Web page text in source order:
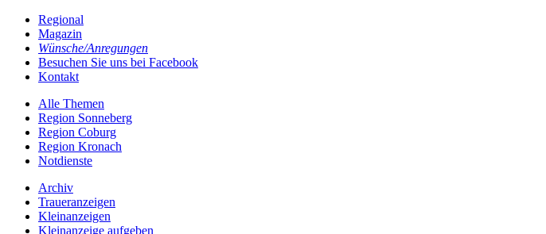
Regional
Magazin
Wünsche/Anregungen
Besuchen Sie uns bei Facebook
Kontakt
Alle Themen
Region Sonneberg
Region Coburg
Region Kronach
Notdienste
Archiv
Traueranzeigen
Kleinanzeigen
Kleinanzeige aufgeben